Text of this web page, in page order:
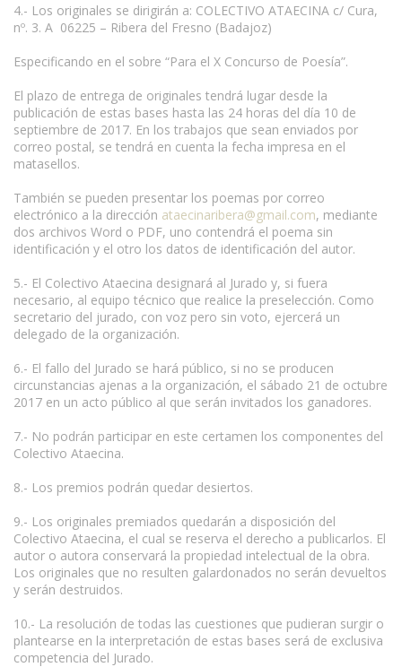
4.- Los originales se dirigirán a: COLECTIVO ATAECINA c/ Cura,
nº. 3. A 06225 – Ribera del Fresno (Badajoz)
Especificando en el sobre “Para el X Concurso de Poesía”.
El plazo de entrega de originales tendrá lugar desde la
publicación de estas bases hasta las 24 horas del día 10 de
septiembre de 2017. En los trabajos que sean enviados por
correo postal, se tendrá en cuenta la fecha impresa en el
matasellos.
También se pueden presentar los poemas por correo
electrónico a la dirección ataecinaribera@gmail.com, mediante
dos archivos Word o PDF, uno contendrá el poema sin
identificación y el otro los datos de identificación del autor.
5.- El Colectivo Ataecina designará al Jurado y, si fuera
necesario, al equipo técnico que realice la preselección. Como
secretario del jurado, con voz pero sin voto, ejercerá un
delegado de la organización.
6.- El fallo del Jurado se hará público, si no se producen
circunstancias ajenas a la organización, el sábado 21 de octubre
2017 en un acto público al que serán invitados los ganadores.
7.- No podrán participar en este certamen los componentes del
Colectivo Ataecina.
8.- Los premios podrán quedar desiertos.
9.- Los originales premiados quedarán a disposición del
Colectivo Ataecina, el cual se reserva el derecho a publicarlos. El
autor o autora conservará la propiedad intelectual de la obra.
Los originales que no resulten galardonados no serán devueltos
y serán destruidos.
10.- La resolución de todas las cuestiones que pudieran surgir o
plantearse en la interpretación de estas bases será de exclusiva
competencia del Jurado.